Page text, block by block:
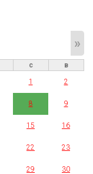
»
с
в
1
2
8 9
15 16
22 23
29 30